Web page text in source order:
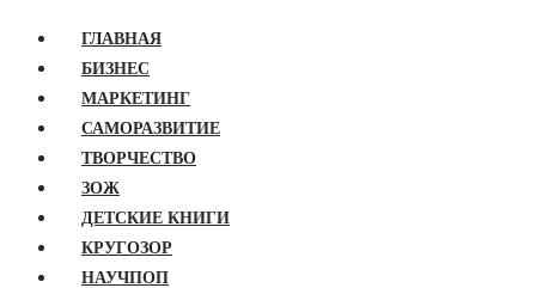
ГЛАВНАЯ
БИЗНЕС
МАРКЕТИНГ
САМОРАЗВИТИЕ
ТВОРЧЕСТВО
ЗОЖ
ДЕТСКИЕ КНИГИ
КРУГОЗОР
НАУЧПОП